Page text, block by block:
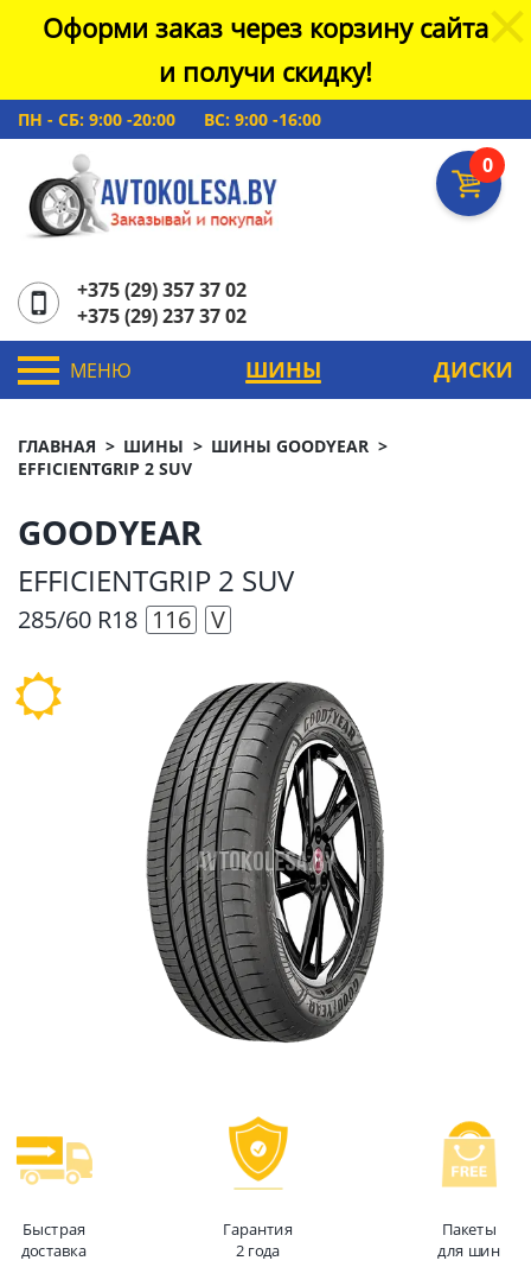
Оформи заказ через корзину сайта
и получи скидку!
ПН - СБ: 9:00 -20:00 ВС: 9:00 -16:00
0
+375 (29) 357 37 02
+375 (29) 237 37 02
МЕНЮ ШИНЫ ДИСКИ
ГЛАВНАЯ ШИНЫ
ШИНЫ GOODYEAR
EFFICIENTGRIP 2 SUV
GOODYEAR
EFFICIENTGRIP 2 SUV
285/60 R18 116 V
Быстрая
доставка
Гарантия
2 года
Пакеты
для шин